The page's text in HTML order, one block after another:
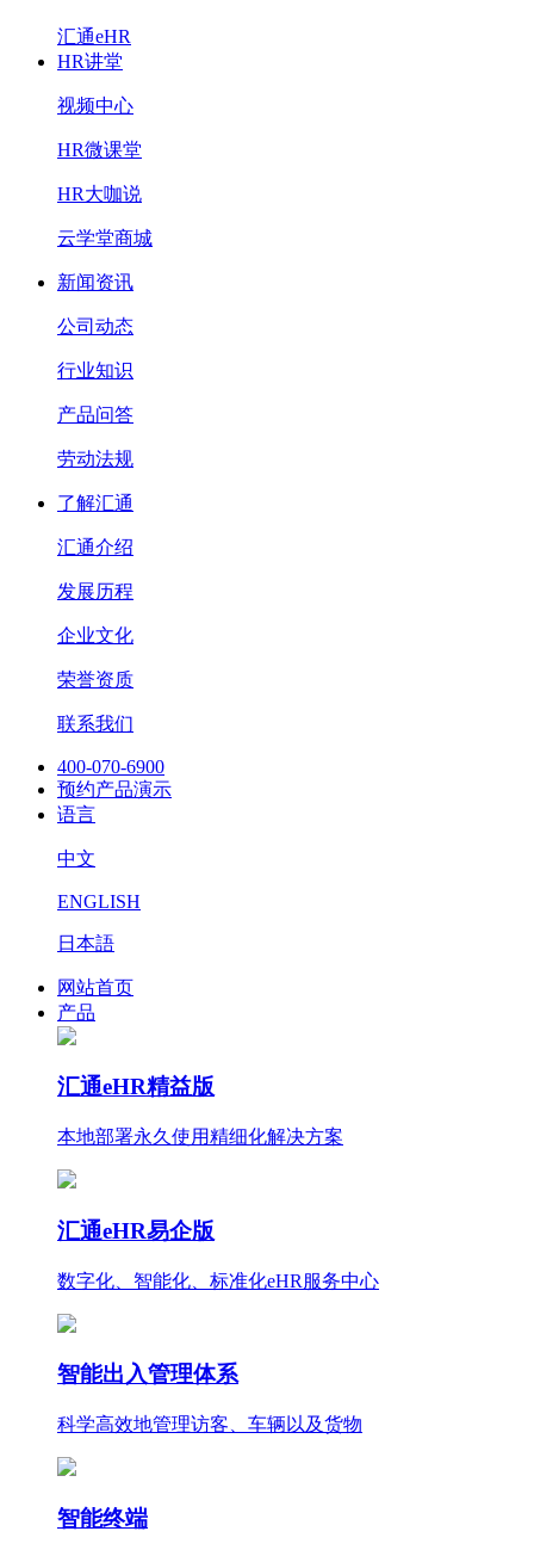
汇通eHR
HR讲堂
视频中心
HR微课堂
HR大咖说
云学堂商城
新闻资讯
公司动态
行业知识
产品问答
劳动法规
了解汇通
汇通介绍
发展历程
企业文化
荣誉资质
联系我们
400-070-6900
预约产品演示
语言
中文
ENGLISH
日本語
网站首页
产品
汇通eHR精益版
本地部署永久使用精细化解决方案
汇通eHR易企版
数字化、智能化、标准化eHR服务中心
智能出入管理体系
科学高效地管理访客、车辆以及货物
智能终端